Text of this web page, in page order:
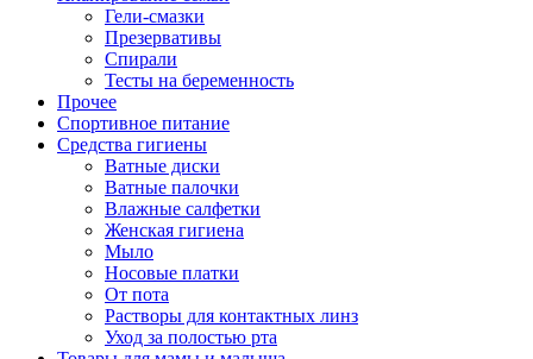
Гели-смазки
Презервативы
Спирали
Тесты на беременность
Прочее
Спортивное питание
Средства гигиены
Ватные диски
Ватные палочки
Влажные салфетки
Женская гигиена
Мыло
Носовые платки
От пота
Растворы для контактных линз
Уход за полостью рта